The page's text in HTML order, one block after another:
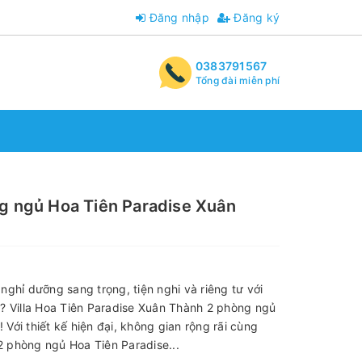
Đăng nhập Đăng ký
0383791567
Tổng đài miễn phí
ngủ Hoa Tiên Paradise Xuân
dưỡng sang trọng, tiện nghi và riêng tư với
Hoa Tiên Paradise Xuân Thành 2 phòng ngủ
thiết kế hiện đại, không gian rộng rãi cùng
ngủ Hoa Tiên Paradise...